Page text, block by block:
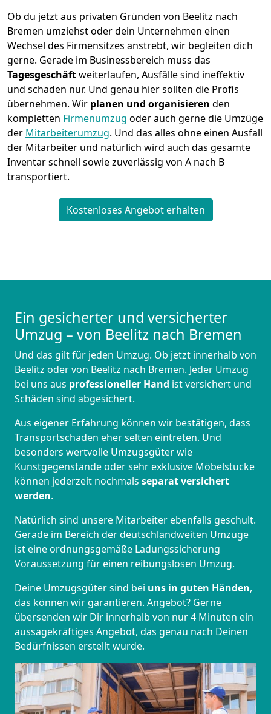
Ob du jetzt aus privaten Gründen von Beelitz nach
Bremen umziehst oder dein Unternehmen einen
Wechsel des Firmensitzes anstrebt, wir begleiten dich
gerne. Gerade im Businessbereich muss das
Tagesgeschäftweiterlaufen, Ausfälle sind ineffektiv
und schaden nur. Und genau hier sollten die Profis
übernehmen. Wir planen und organisieren den
kompletten Firmenumzug oder auch gerne die Umzüge
der Mitarbeiterumzug. Und das alles ohne einen Ausfall
der Mitarbeiter und natürlich wird auch das gesamte
Inventar schnell sowie zuverlässig von A nach B
transportiert.
Kostenloses Angebot erhalten
Ein gesicherter und versicherter
Umzug – von Beelitz nach Bremen
Und das gilt für jeden Umzug. Ob jetzt innerhalb von
Beelitz oder von Beelitz nach Bremen. Jeder Umzug
bei uns aus professioneller Hand ist versichert und
Schäden sind abgesichert.
Aus eigener Erfahrung können wir bestätigen, dass
Transportschäden eher selten eintreten. Und
besonders wertvolle Umzugsgüter wie
Kunstgegenstände oder sehr exklusive Möbelstücke
können jederzeit nochmals separat versichert
werden.
Natürlich sind unsere Mitarbeiter ebenfalls geschult.
Gerade im Bereich der deutschlandweiten Umzüge
ist eine ordnungsgemäße Ladungssicherung
Voraussetzung für einen reibungslosen Umzug.
Deine Umzugsgüter sind bei uns in guten Händen,
das können wir garantieren. Angebot? Gerne
übersenden wir Dir innerhalb von nur 4 Minuten ein
aussagekräftiges Angebot, das genau nach Deinen
Bedürfnissen erstellt wurde.